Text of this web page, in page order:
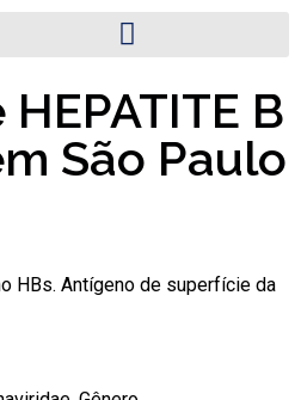
B
São Paulo
HBs. Antígeno de superfície da